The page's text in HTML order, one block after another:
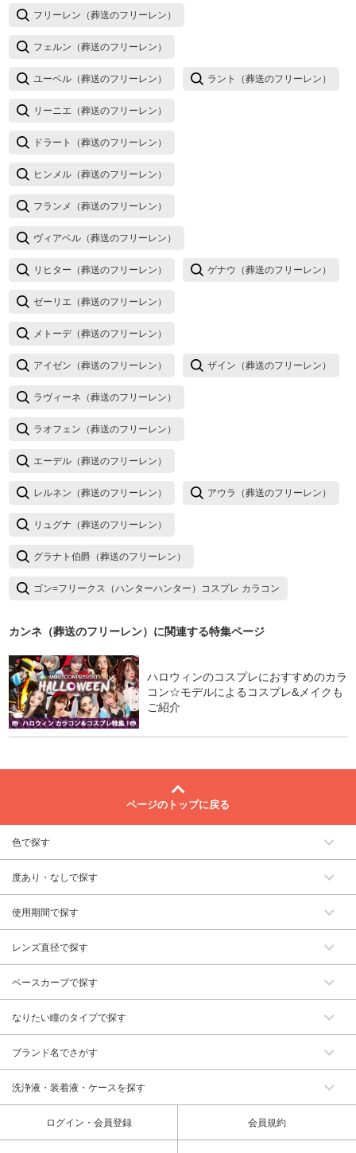
フリーレン（葬送のフリーレン）
フェルン（葬送のフリーレン）
ユーベル（葬送のフリーレン） ラント（葬送のフリーレン）
リーニエ（葬送のフリーレン）
ドラート（葬送のフリーレン）
ヒンメル（葬送のフリーレン）
フランメ（葬送のフリーレン）
ヴィアベル（葬送のフリーレン）
リヒター（葬送のフリーレン） ゲナウ（葬送のフリーレン）
ゼーリエ（葬送のフリーレン）
メトーデ（葬送のフリーレン）
アイゼン（葬送のフリーレン） ザイン（葬送のフリーレン）
ラヴィーネ（葬送のフリーレン）
ラオフェン（葬送のフリーレン）
エーデル（葬送のフリーレン）
レルネン（葬送のフリーレン） アウラ（葬送のフリーレン）
リュグナ（葬送のフリーレン）
グラナト伯爵（葬送のフリーレン）
ゴン=フリークス（ハンターハンター）コスプレ カラコン
カンネ（葬送のフリーレン） に関連する特集ページ
ハロウィンのコスプレにおすすめのカラ
コン☆モデルによるコスプレ&メイクも
ご紹介
ページのトップに戻る
色で探す
度あり・なしで探す
使用期間で探す
レンズ直径で探す
ベースカーブで探す
なりたい瞳のタイプで探す
ブランド名でさがす
洗浄液・装着液・ケースを探す
ログイン・会員登録 会員規約